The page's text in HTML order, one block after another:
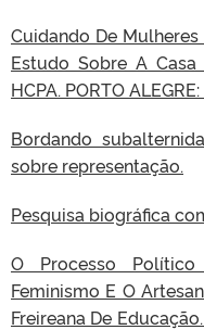
Cuidando De
Estudo Sobre A
HCPA. PORTO
Bordando
sobre representação.
Pesquisa biográfica
O Processo
Feminismo E O
Freireana De